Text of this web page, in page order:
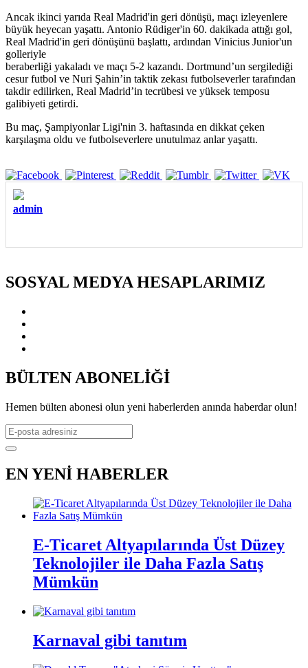
Ancak ikinci yarıda Real Madrid'in geri dönüşü, maçı izleyenlere
büyük heyecan yaşattı. Antonio Rüdiger'in 60. dakikada attığı gol,
Real Madrid'in geri dönüşünü başlattı, ardından Vinicius Junior'un
golleriyle
beraberliği yakaladı ve maçı 5-2 kazandı. Dortmund’un sergilediği
cesur futbol ve Nuri Şahin’in taktik zekası futbolseverler tarafından
takdir edilirken, Real Madrid’in tecrübesi ve yüksek temposu
galibiyeti getirdi.
Bu maç, Şampiyonlar Ligi'nin 3. haftasında en dikkat çeken
karşılaşma oldu ve futbolseverlere unutulmaz anlar yaşattı.
admin
SOSYAL MEDYA HESAPLARIMIZ
BÜLTEN ABONELİĞİ
Hemen bülten abonesi olun yeni haberlerden anında haberdar olun!
EN YENİ HABERLER
E-Ticaret Altyapılarında Üst Düzey
Teknolojiler ile Daha Fazla Satış
Mümkün
Karnaval gibi tanıtım